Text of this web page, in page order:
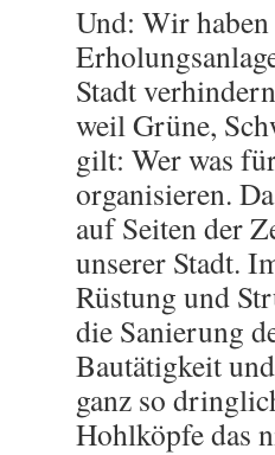
Und: Wir
Stadt
weil Grüne,
gilt: Wer was
organisieren.
auf Seiten der
unserer Stadt.
Rüstung und
die Sanierung
Bautätigkeit
ganz so
Hohlköpfe das